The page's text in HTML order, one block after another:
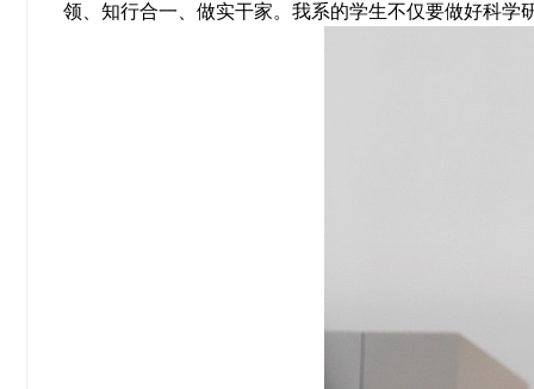
领、知行合一、做实干家。我系的学生不仅要做好科学